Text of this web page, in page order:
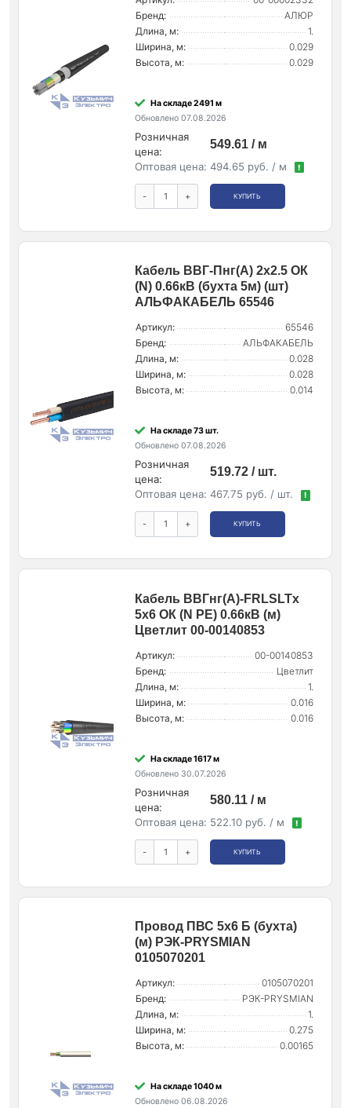
Бренд:
АЛЮР
Длина, м:
1.
Ширина, м:
0.029
Высота, м:
0.029
На складе 2491 м
Обновлено 07.08.2026
Розничная
цена:
549.61 / м
Оптовая цена: 494.65 руб. / м !
- + КУПИТЬ
Кабель ВВГ-Пнг(А) 2х2.5 ОК
(N) 0.66кВ (бухта 5м) (шт)
АЛЬФАКАБЕЛЬ 65546
Артикул:
65546
Бренд:
АЛЬФАКАБЕЛЬ
Длина, м:
0.028
Ширина, м:
0.028
Высота, м:
0.014
На складе 73 шт.
Обновлено 07.08.2026
Розничная
цена:
519.72 / шт.
Оптовая цена: 467.75 руб. / шт. !
- + КУПИТЬ
Кабель ВВГнг(А)-FRLSLTx
5х6 ОК (N PE) 0.66кВ (м)
Цветлит 00-00140853
Артикул:
00-00140853
Бренд:
Цветлит
Длина, м:
1.
Ширина, м:
0.016
Высота, м:
0.016
На складе 1617 м
Обновлено 30.07.2026
Розничная
цена:
580.11 / м
Оптовая цена: 522.10 руб. / м !
- + КУПИТЬ
Провод ПВС 5х6 Б (бухта)
(м) РЭК-PRYSMIAN
0105070201
Артикул:
0105070201
Бренд:
РЭК-PRYSMIAN
Длина, м:
1.
Ширина, м:
0.275
Высота, м:
0.00165
На складе 1040 м
Обновлено 06.08.2026